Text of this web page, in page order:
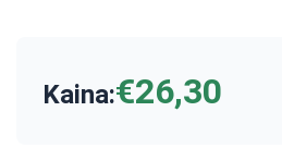
Kaina:€26,30